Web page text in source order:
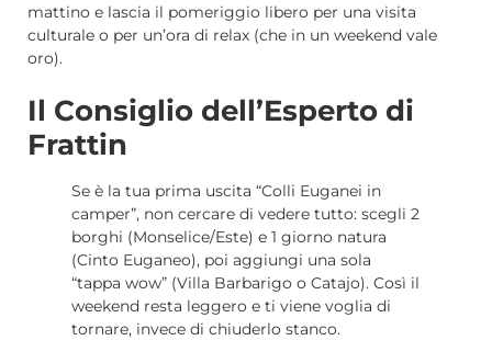
mattino e lascia il pomeriggio libero per una visita
culturale o per un’ora di relax (che in un weekend vale
oro).
Il Consiglio dell’Esperto di
Frattin
Se è la tua prima uscita “Colli Euganei in
camper”, non cercare di vedere tutto: scegli 2
borghi (Monselice/Este) e 1 giorno natura
(Cinto Euganeo), poi aggiungi una sola
“tappa wow” (Villa Barbarigo o Catajo). Così il
weekend resta leggero e ti viene voglia di
tornare, invece di chiuderlo stanco.